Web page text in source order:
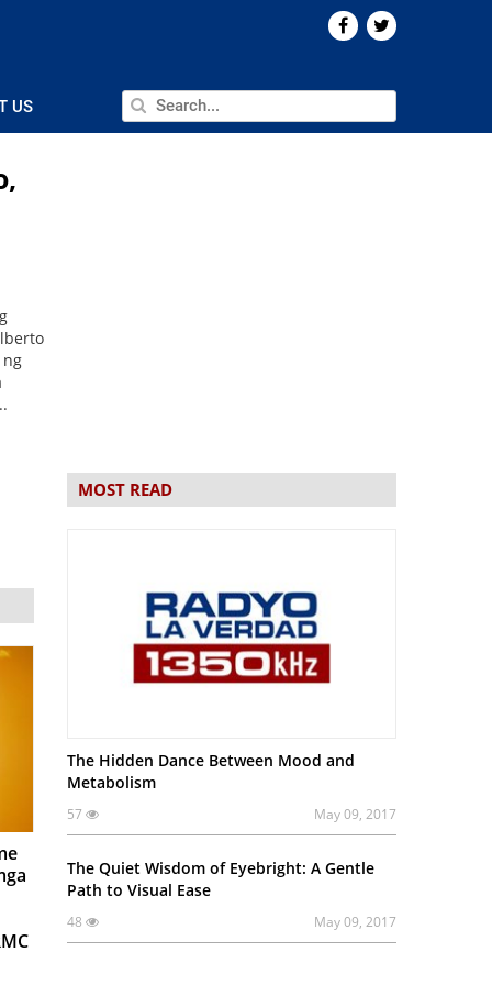
US
ng
MOST READ
The Hidden Dance Between Mood and
Metabolism
57 May 09, 2017
The Quiet Wisdom of Eyebright: A Gentle
Path to Visual Ease
48 May 09, 2017